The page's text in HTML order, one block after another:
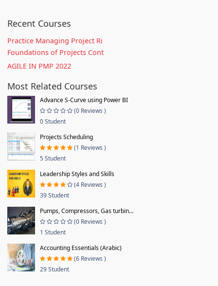
Recent Courses
Practice Managing Project Ri
Foundations of Projects Cont
AGILE IN PMP 2022
Most Related Courses
Advance S-Curve using Power BI
(0 Reviews )
0 Student
Projects Scheduling
(1 Reviews )
5 Student
Leadership Styles and Skills
(4 Reviews )
39 Student
Pumps, Compressors, Gas turbin...
(0 Reviews )
1 Student
Accounting Essentials (Arabic)
(6 Reviews )
29 Student